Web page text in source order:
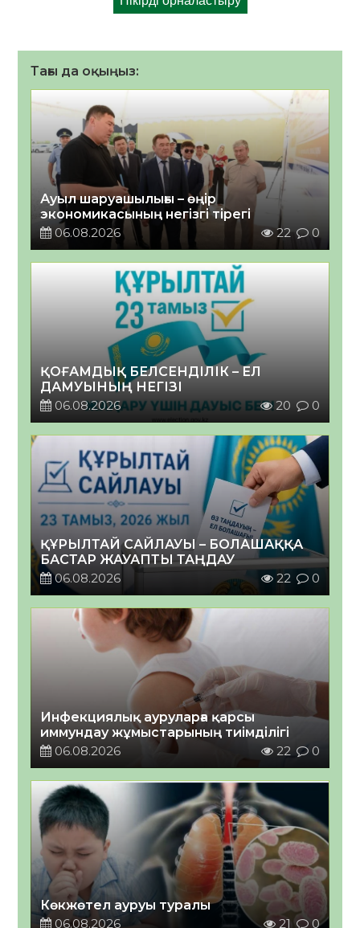
Тағы да оқыңыз:
Ауыл шаруашылығы – өңір
экономикасының негізгі тірегі
06.08.2026
22 0
ҚОҒАМДЫҚ БЕЛСЕНДІЛІК – ЕЛ
ДАМУЫНЫҢ НЕГІЗІ
06.08.2026
20 0
ҚҰРЫЛТАЙ САЙЛАУЫ – БОЛАШАҚҚА
БАСТАР ЖАУАПТЫ ТАҢДАУ
06.08.2026
22 0
Инфекциялық ауруларға қарсы
иммундау жұмыстарының тиімділігі
06.08.2026
22 0
Көкжөтел ауруы туралы
06.08.2026
21 0